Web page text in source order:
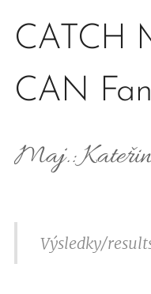
CATCH
CAN
Maj.:
Výsledky/